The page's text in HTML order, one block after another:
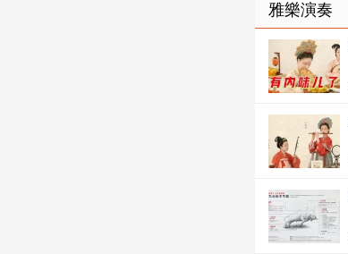
雅樂演奏